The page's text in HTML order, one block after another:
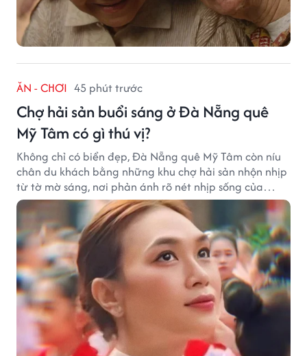
ĂN - CHƠI 45 phút trước
Chợ hải sản buổi sáng ở Đà Nẵng quê
Mỹ Tâm có gì thú vị?
Không chỉ có biển đẹp, Đà Nẵng quê Mỹ Tâm còn níu
chân du khách bằng những khu chợ hải sản nhộn nhịp
từ tờ mờ sáng, nơi phản ánh rõ nét nhịp sống của
thành phố biển.